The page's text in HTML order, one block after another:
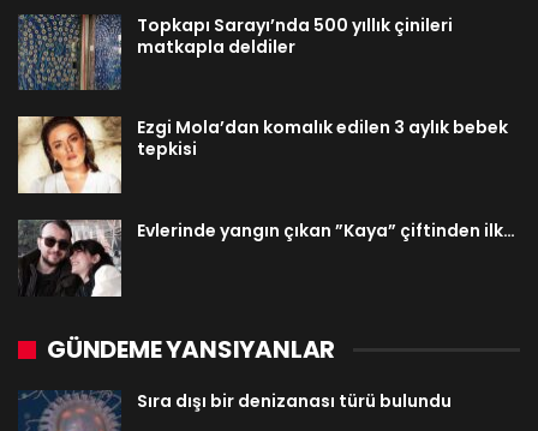
Topkapı Sarayı’nda 500 yıllık çinileri
matkapla deldiler
Ezgi Mola’dan komalık edilen 3 aylık bebek
tepkisi
Evlerinde yangın çıkan ”Kaya” çiftinden ilk…
GÜNDEME YANSIYANLAR
Sıra dışı bir denizanası türü bulundu